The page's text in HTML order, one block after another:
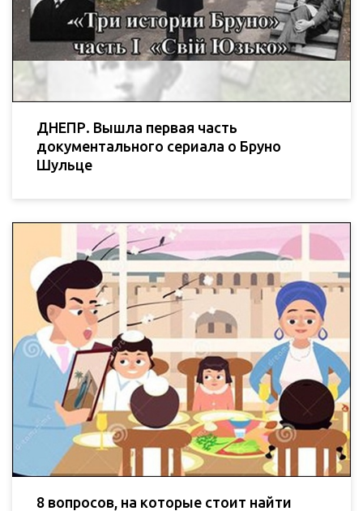
ДНЕПР. Вышла первая часть
документального сериала о Бруно
Шульце
8 вопросов, на которые стоит найти